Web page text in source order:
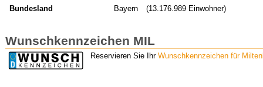
Bundesland
Bayern (13.176.989 Einwohner)
Wunschkennzeichen MIL
Reservieren Sie Ihr Wunschkennzeichen für